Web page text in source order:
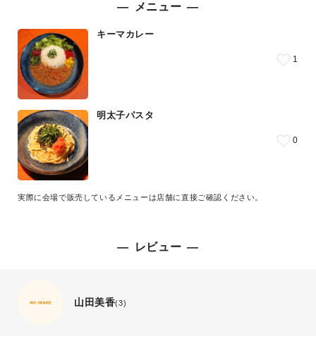
メニュー
キーマカレー
1
明太子パスタ
0
実際に会場で販売しているメニューは店舗に直接ご確認ください。
レビュー
山田美香(3)